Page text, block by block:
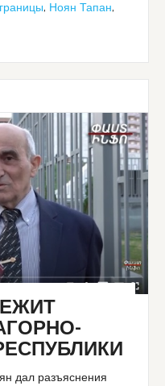
границы, Ноян Тапан,
дал разъяснения